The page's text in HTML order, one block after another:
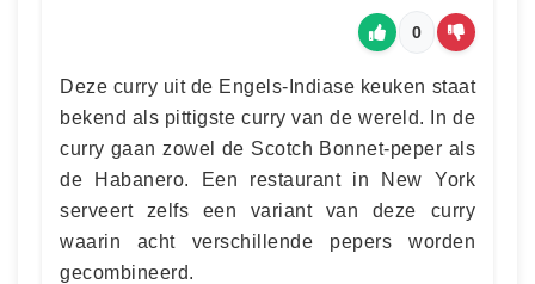
0
Deze curry uit de Engels-Indiase keuken staat
bekend als pittigste curry van de wereld. In de
curry gaan zowel de Scotch Bonnet-peper als
de Habanero. Een restaurant in New York
serveert zelfs een variant van deze curry
waarin acht verschillende pepers worden
gecombineerd.